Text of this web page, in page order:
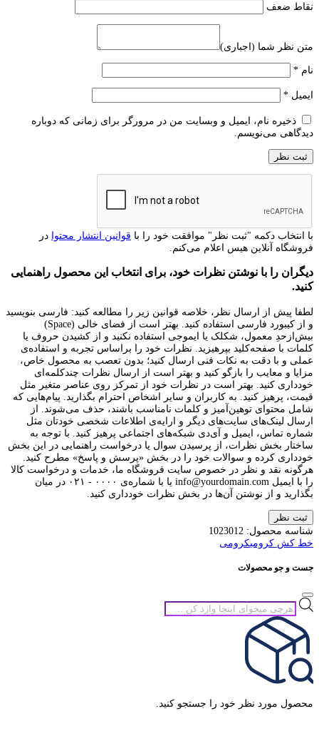
نقاط ضعف
متن نظر شما (اجباری)
نام *
ایمیل *
ذخیره نام، ایمیل و وبسایت من در مرورگر برای زمانی که دوباره
دیدگاهی می‌نویسم.
با انتخاب دکمه "ثبت نظر" موافقت خود را با قوانین انتشار محتوا در
فروشگاه آنلاین هیس اعلام می‌کنم.
دیگران را با نوشتن نظرات خود، برای انتخاب این محصول راهنمایی
کنید.
لطفا پیش از ارسال نظر، خلاصه قوانین زیر را مطالعه کنید: فارسی بنویسید
و از کیبورد فارسی استفاده کنید. بهتر است از فضای خالی (Space)
بیش‌از‌حدِ معمول، شکلک یا ایموجی استفاده نکنید و از کشیدن حروف یا
کلمات با صفحه‌کلید بپرهیزید. نظرات خود را براساس تجربه و استفاده‌ی
عملی و با دقت به نکات فنی ارسال کنید؛ بدون تعصب به محصول خاص،
مزایا و معایب را بازگو کنید و بهتر است از ارسال نظرات چندکلمه‌‌ای
خودداری کنید. بهتر است در نظرات خود از تمرکز روی عناصر متغیر مثل
قیمت، پرهیز کنید. به کاربران و سایر اشخاص احترام بگذارید. پیام‌هایی که
شامل محتوای توهین‌آمیز و کلمات نامناسب باشند، حذف می‌شوند. از
ارسال لینک‌های سایت‌های دیگر و ارایه‌ی اطلاعات شخصی خودتان مثل
شماره تماس، ایمیل و آی‌دی شبکه‌های اجتماعی پرهیز کنید. با توجه به
ساختار بخش نظرات، از پرسیدن سوال یا درخواست راهنمایی در این بخش
خودداری کرده و سوالات خود را در بخش «پرسش و پاسخ» مطرح کنید.
هرگونه نقد و نظر در خصوص سایت فروشگاه ما، خدمات و درخواست کالا
را با ایمیل info@yourdomain.com یا با شماره‌ی ۰۰۰۰ - ۰۲۱ در میان
بگذارید و از نوشتن آن‌ها در بخش نظرات خودداری کنید.
ثبت نظر
شناسه محصول: 1023012
خط کش کرومیکرومی
جست و جو محصولات
جستجوی
محصولات
محصول مورد نظر خود را جستجو کنید.